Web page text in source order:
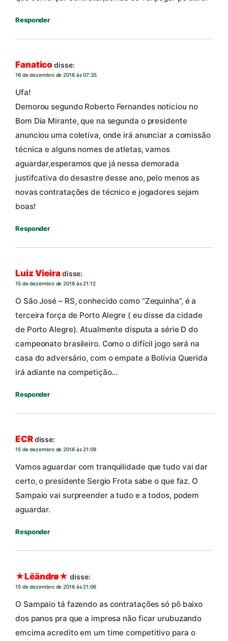
Responder
Fanatico disse:
16 de dezembro de 2016 às 07:35
Ufa!
Demorou segundo Roberto Fernandes noticiou no
Bom Dia Mirante, que na segunda o presidente
anunciou uma coletiva, onde irá anunciar a comissão
técnica e alguns nomes de atletas, vamos
aguardar,esperamos que já nessa demorada
justifcativa do desastre desse ano, pelo menos as
novas contratações de técnico e jogadores sejam
boas!
Responder
Luiz Vieiradisse:
15 de dezembro de 2016 às 21:12
O São José – RS, conhecido como “Zequinha”, é a
terceira força de Porto Alegre ( eu disse da cidade
de Porto Alegre). Atualmente disputa a série D do
campeonato brasileiro. Como o difícil jogo será na
casa do adversário, com o empate a Bolívia Querida
irá adiante na competição…
Responder
ECRdisse:
15 de dezembro de 2016 às 21:09
Vamos aguardar com tranquilidade que tudo vai dar
certo, o presidente Sergio Frota sabe o que faz. O
Sampaio vai surpreender a tudo e a todos, podem
aguardar.
Responder
★Lēändrø★ disse:
15 de dezembro de 2016 às 21:06
O Sampaio tá fazendo as contratações só pô baixo
dos panos pra que a impresa não ficar urubuzando
emcima acredito em um time competitivo para o